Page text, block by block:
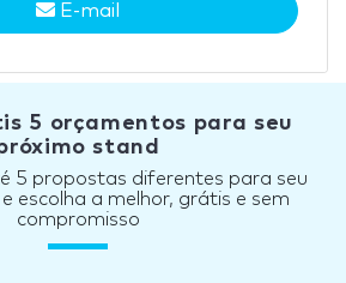
E-mail
5 orçamentos para seu
stand
5 propostas diferentes para seu
escolha a melhor, grátis e sem
compromisso